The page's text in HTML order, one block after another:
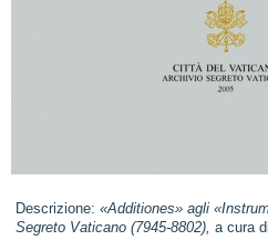
Descrizione:«Additiones» agli
Segreto Vaticano (7945-8802), a cura